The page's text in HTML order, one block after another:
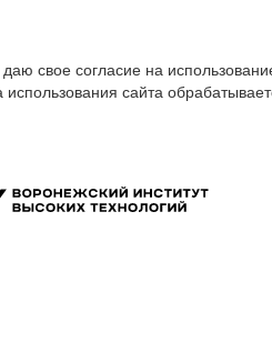
свое согласие на
использования сайта